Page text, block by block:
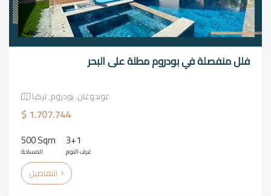
فلل منفصلة في بودروم مطلة على البحر
غوندوغان٬ بودروم٬ تركيا
$ 1.707.744
500 Sqm
المساحة
3+1
غرف النوم